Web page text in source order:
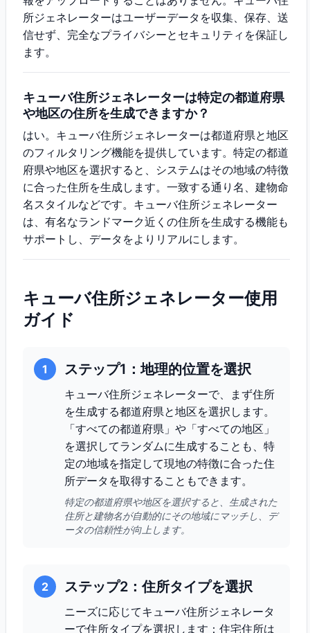
所ジェネレーターはユーザーデータを収集、保存、送
信せず、完全なプライバシーとセキュリティを保証し
ます。
キューバ住所ジェネレーターは特定の都道府県
や地区の住所を生成できますか？
はい。キューバ住所ジェネレーターは都道府県と地区
のフィルタリング機能を提供しています。特定の都道
府県や地区を選択すると、システムはその地域の特徴
に合った住所を生成します。一致する通り名、建物命
名スタイルなどです。キューバ住所ジェネレーター
は、有名なランドマーク近くの住所を生成する機能も
サポートし、データをよりリアルにします。
キューバ住所ジェネレーター使用
ガイド
1 ステップ1：地理的位置を選択
キューバ住所ジェネレーターで、まず住所
を生成する都道府県と地区を選択します。
「すべての都道府県」や「すべての地区」
を選択してランダムに生成することも、特
定の地域を指定して現地の特徴に合った住
所データを取得することもできます。
特定の都道府県や地区を選択すると、生成された
住所と建物名が自動的にその地域にマッチし、デ
ータの信頼性が向上します。
2 ステップ2：住所タイプを選択
ニーズに応じてキューバ住所ジェネレータ
ーで住所タイプを選択します：住宅住所は